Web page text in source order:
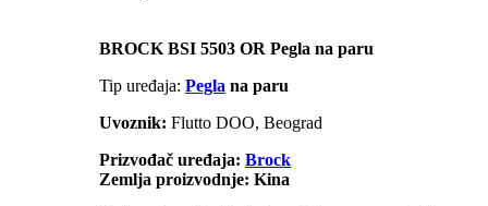
BROCK BSI 5503 OR Pegla na paru
Tip uređaja: Pegla na paru
Uvoznik: Flutto DOO, Beograd
Prizvođač uređaja: Brock
Zemlja proizvodnje: Kina